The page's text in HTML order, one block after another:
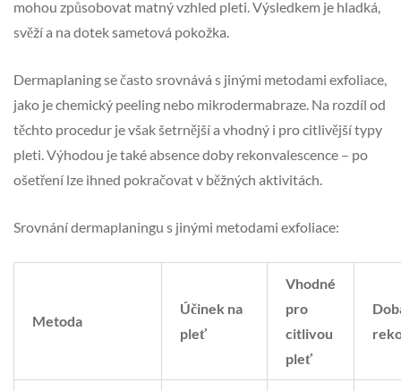
mohou způsobovat matný vzhled pleti. Výsledkem je hladká,
svěží a na dotek sametová pokožka.
Dermaplaning se často srovnává s jinými metodami exfoliace,
jako je chemický peeling nebo mikrodermabraze. Na rozdíl od
těchto procedur je však šetrnější a vhodný i pro citlivější typy
pleti. Výhodou je také absence doby rekonvalescence – po
ošetření lze ihned pokračovat v běžných aktivitách.
Srovnání dermaplaningu s jinými metodami exfoliace:
Metoda
Účinek na
pleť
Vhodné
pro
citlivou
pleť